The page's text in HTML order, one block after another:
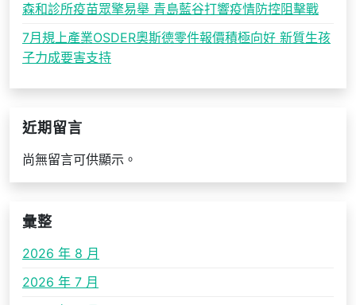
森和診所疫苗眾擎易舉 青島藍谷打響疫情防控阻擊戰
7月規上產業OSDER奧斯德零件報價積極向好 新質生孩
子力成要害支持
近期留言
尚無留言可供顯示。
彙整
2026 年 8 月
2026 年 7 月